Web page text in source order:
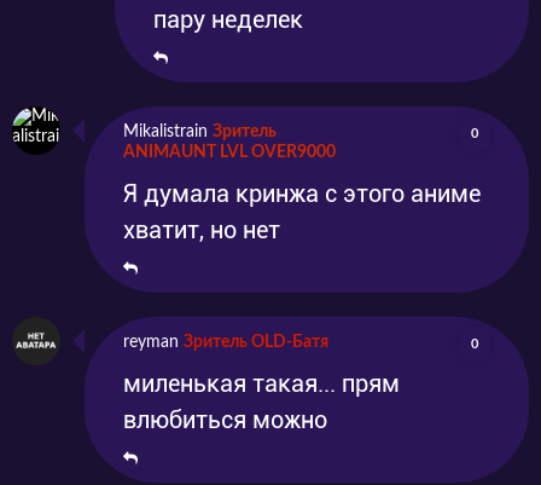
пару неделек
Mikalistrain Зритель
ANIMAUNT LVL OVER9000
0
Я думала кринжа с этого аниме
хватит, но нет
reyman Зритель OLD-Батя 0
миленькая такая... прям
влюбиться можно